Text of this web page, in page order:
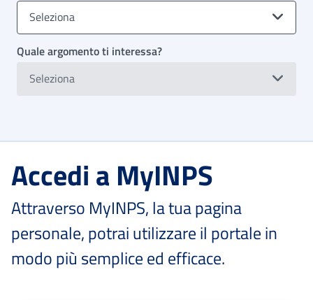
Seleziona
Quale argomento ti interessa?
Seleziona
Accedi a MyINPS
Attraverso MyINPS, la tua pagina
personale, potrai utilizzare il portale in
modo più semplice ed efficace.